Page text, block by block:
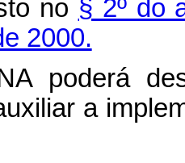
no § 2º do
2000.
poderá
a